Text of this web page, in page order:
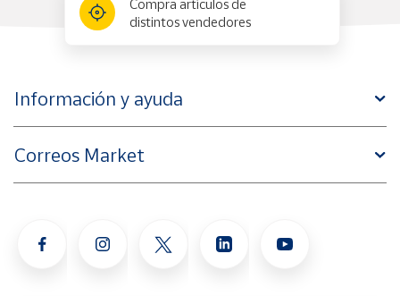
Compra artículos de
distintos vendedores
Información y ayuda
Correos Market